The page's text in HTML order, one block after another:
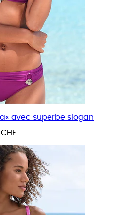
avec superbe slogan